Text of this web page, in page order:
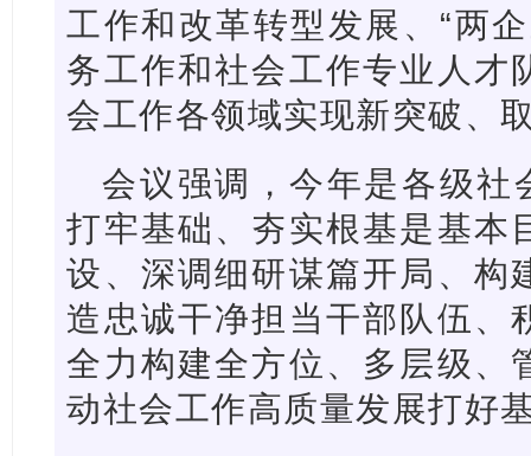
工作和改革转型发展、“两
务工作和社会工作专业人才
会工作各领域实现新突破、
会议强调，今年是各级社
打牢基础、夯实根基是基本
设、深调细研谋篇开局、构
造忠诚干净担当干部队伍、
全力构建全方位、多层级、
动社会工作高质量发展打好